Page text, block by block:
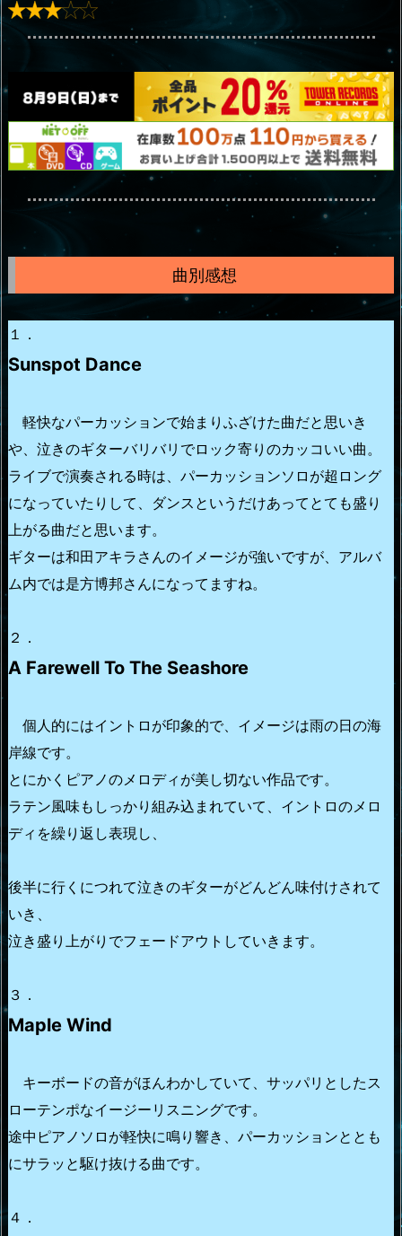
曲別感想
１．
Sunspot Dance
軽快なパーカッションで始まりふざけた曲だと思いき
や、泣きのギターバリバリでロック寄りのカッコいい曲。
ライブで演奏される時は、パーカッションソロが超ロング
になっていたりして、ダンスというだけあってとても盛り
上がる曲だと思います。
ギターは和田アキラさんのイメージが強いですが、アルバ
ム内では是方博邦さんになってますね。
２．
A Farewell To The Seashore
個人的にはイントロが印象的で、イメージは雨の日の海
岸線です。
とにかくピアノのメロディが美し切ない作品です。
ラテン風味もしっかり組み込まれていて、イントロのメロ
ディを繰り返し表現し、
後半に行くにつれて泣きのギターがどんどん味付けされて
いき、
泣き盛り上がりでフェードアウトしていきます。
３．
Maple Wind
キーボードの音がほんわかしていて、サッパリとしたス
ローテンポなイージーリスニングです。
途中ピアノソロが軽快に鳴り響き、パーカッションととも
にサラッと駆け抜ける曲です。
４．